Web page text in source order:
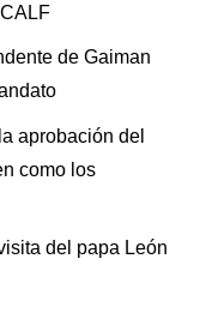
de Gaiman
aprobación del
como los
del papa León